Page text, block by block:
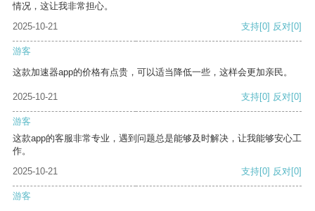
情况，这让我非常担心。
2025-10-21
支持[0] 反对[0]
游客
这款加速器app的价格有点贵，可以适当降低一些，这样会更加亲民。
2025-10-21 支持[0] 反对[0]
游客
这款app的客服非常专业，遇到问题总是能够及时解决，让我能够安心工
作。
2025-10-21
支持[0] 反对[0]
游客